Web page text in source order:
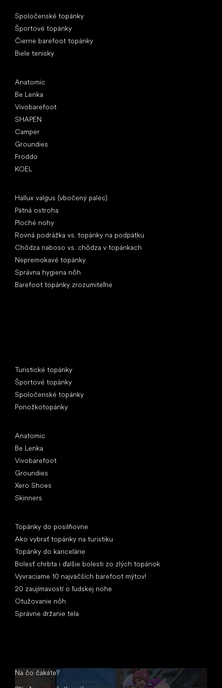
Spoločenské topánky
Športové topánky
Čierne barefoot topánky
Biele tenisky
Anatomic
Be Lenka
Vivobarefoot
SHAPEN
Camper
Groundies
Froddo
KOEL
Hallux valgus (vbočený palec)
Pätná ostroha
Ploché nohy
Rovná podrážka vs. topánky na podpätku
Chôdza naboso vs. chôdza v topánkach
Nepremokavé topánky
Správna hygiena nôh
Barefoot topánky zrozumiteľne
Turistické topánky
Športové topánky
Spoločenské topánky
Ponožkotopánky
Anatomic
Be Lenka
Vivobarefoot
Groundies
Xero Shoes
Skinners
Topánky do posilňovne
Ako vybrať topánky na turistiku
Topánky do kancelárie
Bolesť chrbta i ďalšie bolesti zo zlých topánok
Vyvraciame 10 najväčších barefoot mýtov!
20 zaujímavostí o ľudskej nohe
Otužovanie nôh
Správne držanie tela
Na čo čakáte?